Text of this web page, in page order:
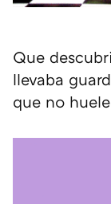
Que
llevaba
que no